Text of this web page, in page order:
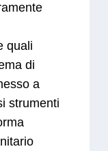
quali
di
a
strumenti